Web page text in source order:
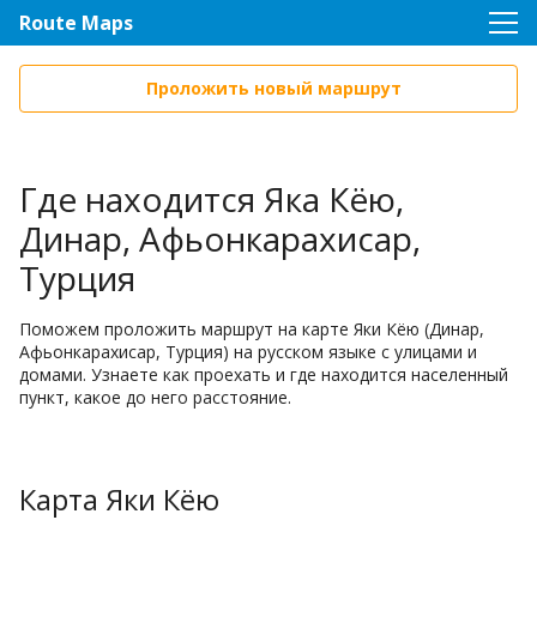
Route Maps
Проложить новый маршрут
Где находится Яка Кёю,
Динар, Афьонкарахисар,
Турция
Поможем проложить маршрут на карте Яки Кёю (Динар,
Афьонкарахисар, Турция) на русском языке с улицами и
домами. Узнаете как проехать и где находится населенный
пункт, какое до него расстояние.
Карта Яки Кёю